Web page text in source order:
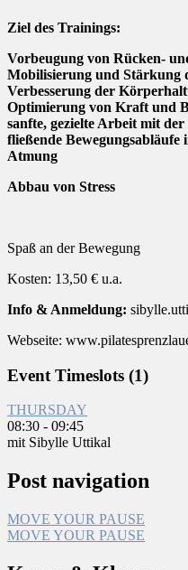
Ziel des Trainings:
Vorbeugung von Rücken-
Mobilisierung und Stärkung
Verbesserung der
Optimierung von Kraft und
sanfte, gezielte Arbeit mit
fließende
Atmung
Abbau von Stress
Spaß an der Bewegung
Kosten: 13,50 € u.a.
Info & Anmeldung:
Webseite:
Event Timeslots (1)
THURSDAY
08:30 - 09:45
mit Sibylle Uttikal
Post navigation
MOVE YOUR PAUSE
MOVE YOUR PAUSE